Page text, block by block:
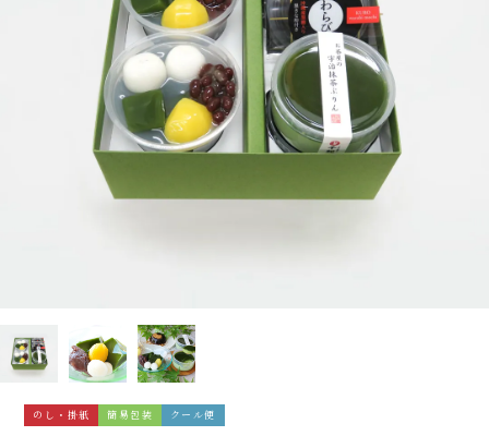
のし・掛紙 簡易包装 クール便